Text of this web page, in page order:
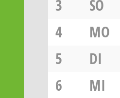
3
SO
4
MO
5
DI
6
MI